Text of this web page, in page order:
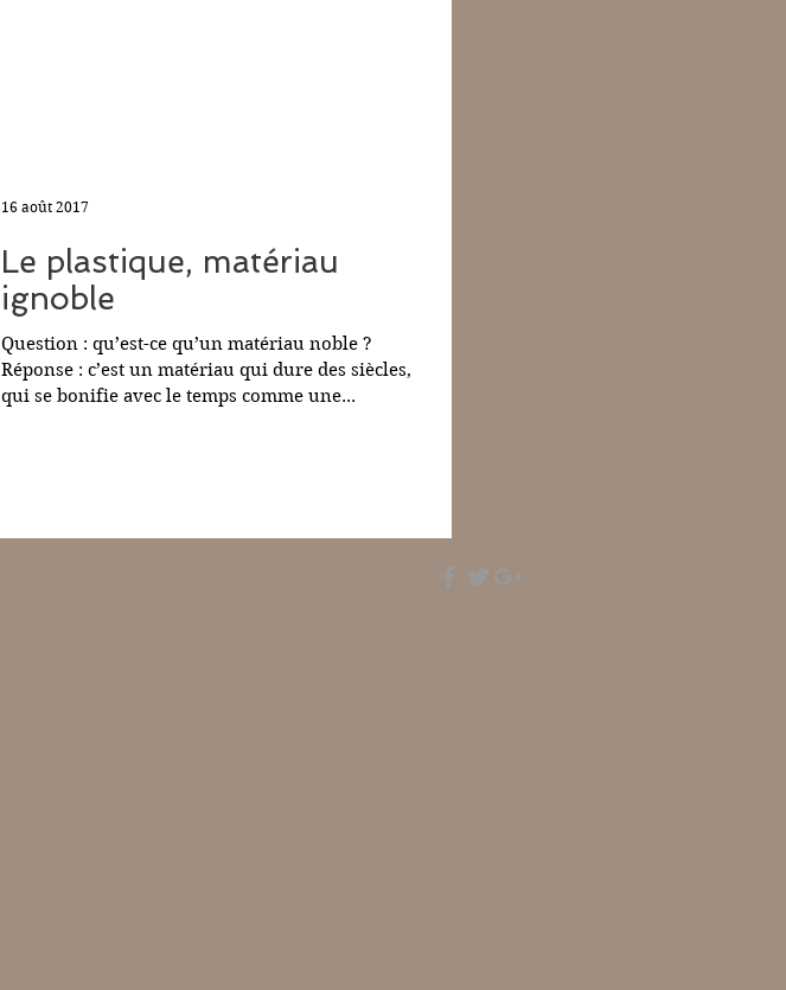
Le plastique, matériau
ignoble
Question : qu’est-ce qu’un matériau noble ?
Réponse : c’est un matériau qui dure des siècles,
qui se bonifie avec le temps comme une...
16 août 2017